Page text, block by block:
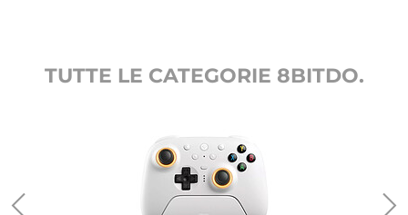
TUTTE LE CATEGORIE 8BITDO.